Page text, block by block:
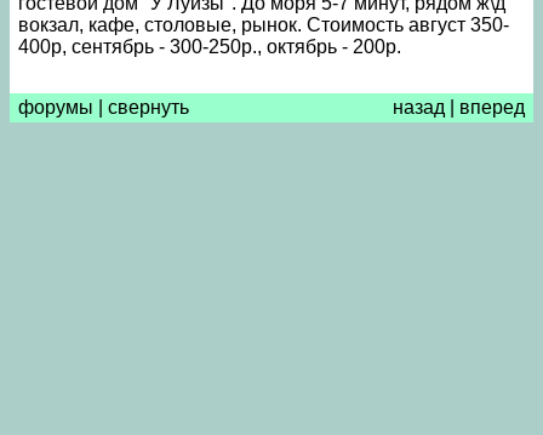
вокзал, кафе, столовые, рынок. Стоимость август 350-
400р, сентябрь - 300-250р., октябрь - 200р.
форумы свернуть назад вперед